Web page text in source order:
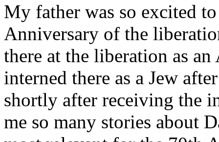
My father was so excited
Anniversary of the
there at the liberation as
interned there as a Jew
shortly after receiving the
me so many stories about